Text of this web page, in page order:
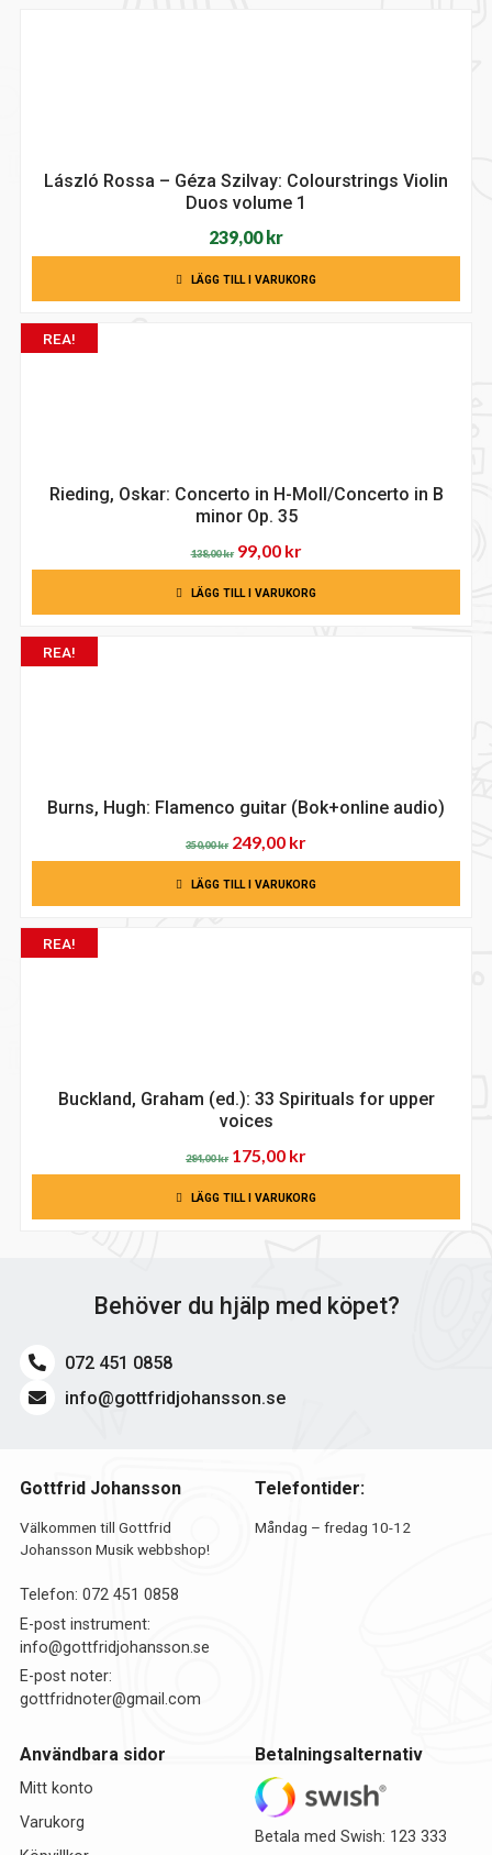
László Rossa – Géza Szilvay: Colourstrings Violin
Duos volume 1
239,00 kr
LÄGG TILL I VARUKORG
REA!
Rieding, Oskar: Concerto in H-Moll/Concerto in B
minor Op. 35
138,00kr Det
ursprungliga
priset
99,00 krDet
nuvarande
priset
LÄGG TILL I VARUKORG
REA!
Burns, Hugh: Flamenco guitar (Bok+online audio)
350,00kr Det
ursprungliga
priset
249,00 krDet
nuvarande
priset
LÄGG TILL I VARUKORG
REA!
Buckland, Graham (ed.): 33 Spirituals for upper
voices
284,00kr Det
ursprungliga
priset
175,00 krDet
nuvarande
priset
LÄGG TILL I VARUKORG
Behöver du hjälp med köpet?
072 451 0858
info@gottfridjohansson.se
Gottfrid Johansson
Välkommen till Gottfrid
Johansson Musik webbshop!
Telefon: 072 451 0858
E-post instrument:
info@gottfridjohansson.se
E-post noter:
gottfridnoter@gmail.com
Telefontider:
Måndag – fredag 10-12
Användbara sidor
Mitt konto
Varukorg
Betalningsalternativ
Betala med Swish: 123 333